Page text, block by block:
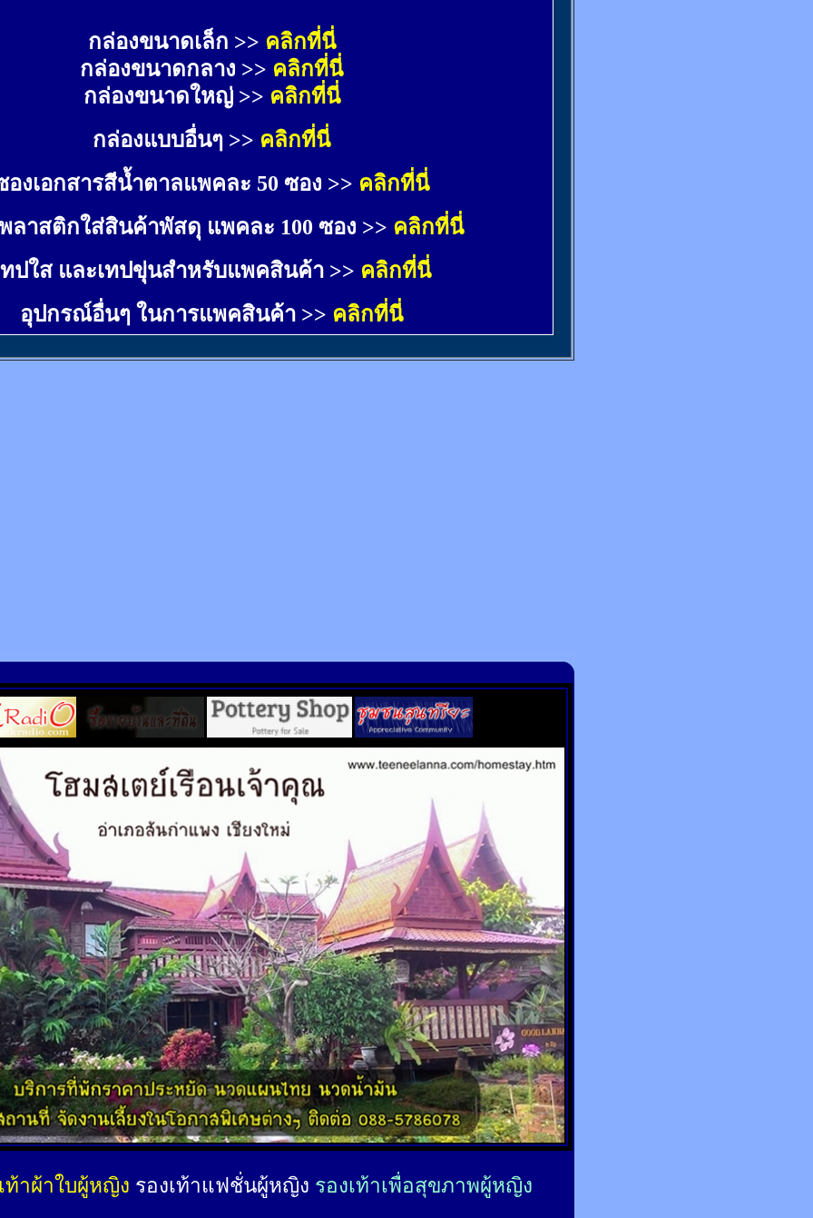
กล่องขนาดเล็ก >> คลิกที่นี่
กล่องขนาดกลาง >> คลิกที่นี่
กล่องขนาดใหญ่ >> คลิกที่นี่
กล่องแบบอื่นๆ >> คลิกที่นี่
องเอกสารสีน้ำตาลแพคละ 50 ซอง >> คลิกที่นี่
ลาสติกใส่สินค้าพัสดุ แพคละ 100 ซอง >> คลิกที่นี่
ทปใส และเทปขุ่นสำหรับแพคสินค้า >> คลิกที่นี่
อุปกรณ์อื่นๆ ในการแพคสินค้า >> คลิกที่นี่
ท้าผ้าใบผู้หญิง รองเท้าแฟชั่นผู้หญิง รองเท้าเพื่อสุขภาพผู้หญิง